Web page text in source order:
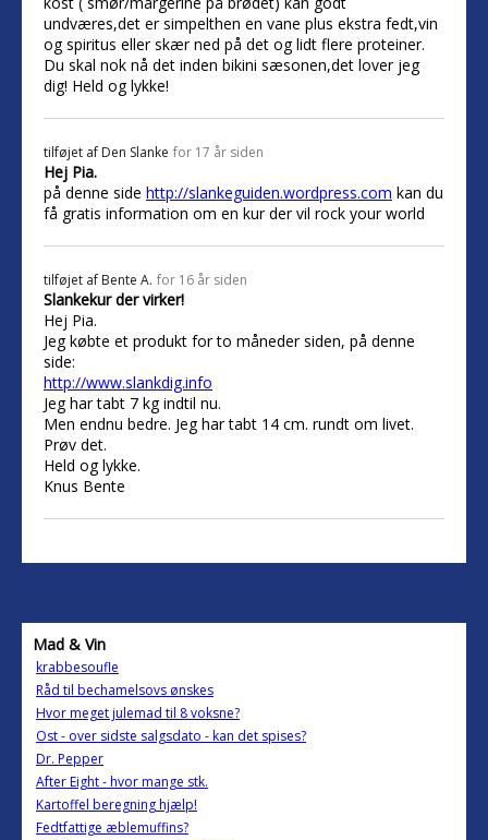
undværes,det er simpelthen en vane plus ekstra fedt,vin
og spiritus eller skær ned på det og lidt flere proteiner.
Du skal nok nå det inden bikini sæsonen,det lover jeg
dig! Held og lykke!
tilføjet af Den Slanke for 17 år siden
Hej Pia.
på denne side http://slankeguiden.wordpress.com kan du
få gratis information om en kur der vil rock your world
tilføjet af Bente A. for 16 år siden
Slankekur der virker!
Hej Pia.
Jeg købte et produkt for to måneder siden, på denne
side:
http://www.slankdig.info
Jeg har tabt 7 kg indtil nu.
Men endnu bedre. Jeg har tabt 14 cm. rundt om livet.
Prøv det.
Held og lykke.
Knus Bente
Mad & Vin
krabbesoufle
Råd til bechamelsovs ønskes
Hvor meget julemad til 8 voksne?
Ost - over sidste salgsdato - kan det spises?
Dr. Pepper
After Eight - hvor mange stk.
Kartoffel beregning hjælp!
Fedtfattige æblemuffins?